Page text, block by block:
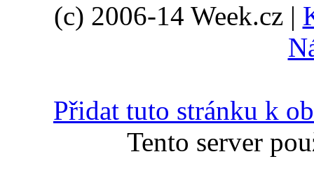
(c) 2006-14 Week.cz |
Přidat tuto stránku k
Tento server